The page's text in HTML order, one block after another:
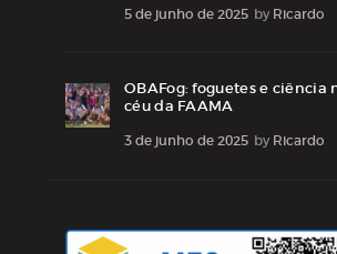
5 de junho de 2025 by Ricardo
OBAFog: foguetes e ciência
céu da FAAMA
3 de junho de 2025 by Ricardo